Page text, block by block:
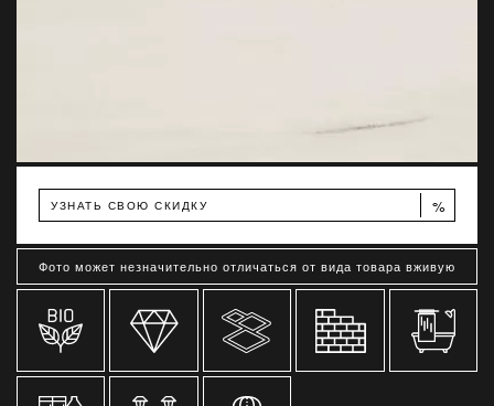
УЗНАТЬ СВОЮ СКИДКУ %
Фото может незначительно отличаться от вида товара вживую